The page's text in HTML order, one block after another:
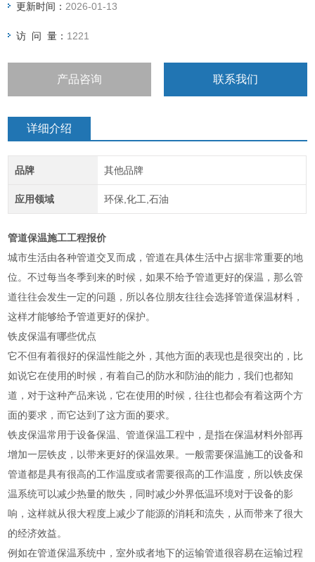
更新时间： 2026-01-13
访 问 量： 1221
产品咨询 联系我们
详细介绍
品牌 其他品牌
应用领域 环保,化工,石油
管道保温施工工程报价
城市生活由各种管道交叉而成，管道在具体生活中占据非常重要的地
位。不过每当冬季到来的时候，如果不给予管道更好的保温，那么管
道往往会发生一定的问题，所以各位朋友往往会选择管道保温材料，
这样才能够给予管道更好的保护。
铁皮保温有哪些优点
它不但有着很好的保温性能之外，其他方面的表现也是很突出的，比
如说它在使用的时候，有着自己的防水和防油的能力，我们也都知
道，对于这种产品来说，它在使用的时候，往往也都会有着这两个方
面的要求，而它达到了这方面的要求。
铁皮保温常用于设备保温、管道保温工程中，是指在保温材料外部再
增加一层铁皮，以带来更好的保温效果。一般需要保温施工的设备和
管道都是具有很高的工作温度或者需要很高的工作温度，所以铁皮保
温系统可以减少热量的散失，同时减少外界低温环境对于设备的影
响，这样就从很大程度上减少了能源的消耗和流失，从而带来了很大
的经济效益。
例如在管道保温系统中，室外或者地下的运输管道很容易在运输过程